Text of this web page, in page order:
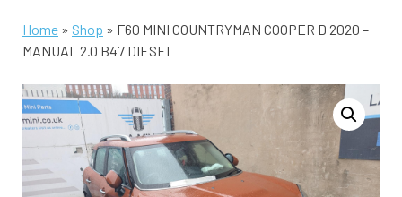
Home » Shop » F60 MINI COUNTRYMAN COOPER D 2020 –
MANUAL 2.0 B47 DIESEL